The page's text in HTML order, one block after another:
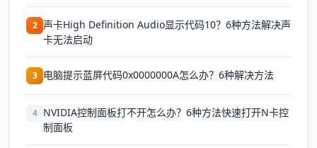
2 声卡High Definition Audio显示代码10？6种方法解决声
卡无法启动
3 电脑提示蓝屏代码0x0000000A怎么办？6种解决方法
4 NVIDIA控制面板打不开怎么办？6种方法快速打开N卡控
制面板